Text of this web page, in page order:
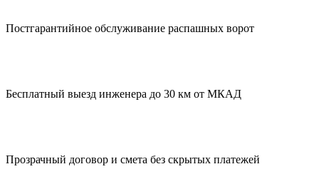
Постгарантийное обслуживание распашных ворот
Бесплатный выезд инженера до 30 км от МКАД
Прозрачный договор и смета без скрытых платежей